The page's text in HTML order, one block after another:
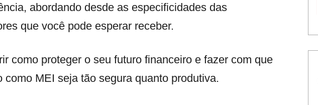
abordando desde as especificidades das
que você pode esperar receber.
como proteger o seu futuro financeiro e fazer com que
como MEI seja tão segura quanto produtiva.